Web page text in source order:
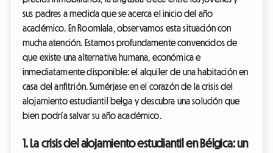
sus padres a medida que se acerca el inicio del año
académico. En Roomlala, observamos esta situación con
mucha atención. Estamos profundamente convencidos de
que existe una alternativa humana, económica e
inmediatamente disponible: el alquiler de una habitación en
casa del anfitrión. Sumérjase en el corazón de la crisis del
alojamiento estudiantil belga y descubra una solución que
bien podría salvar su año académico.
1. La crisis del alojamiento estudiantil en Bélgica: un